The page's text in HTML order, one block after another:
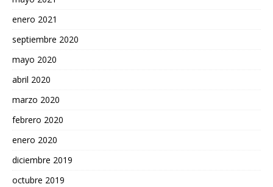
enero 2021
septiembre 2020
mayo 2020
abril 2020
marzo 2020
febrero 2020
enero 2020
diciembre 2019
octubre 2019